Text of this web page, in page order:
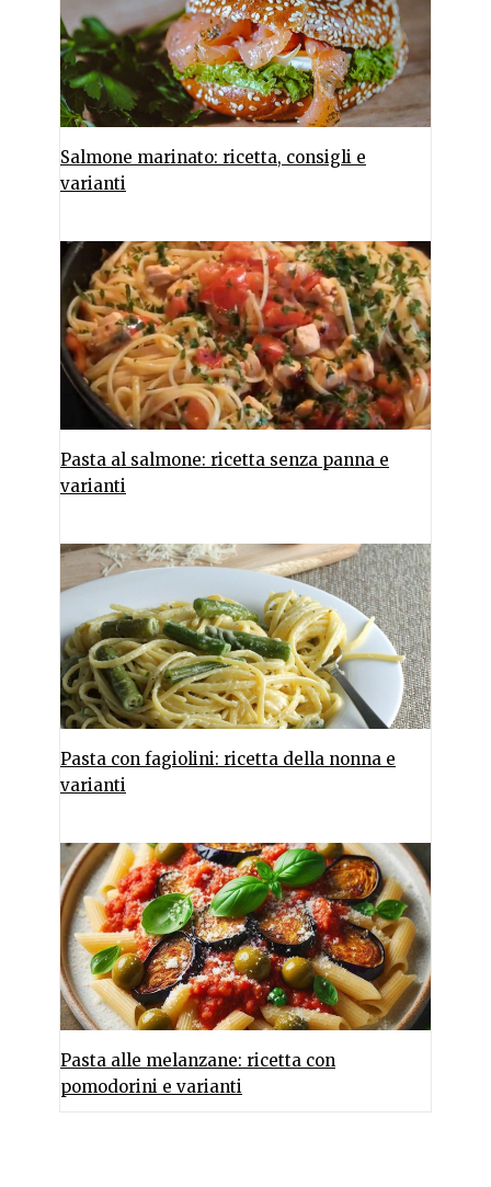
Salmone marinato: ricetta, consigli e
varianti
Pasta al salmone: ricetta senza panna e
varianti
Pasta con fagiolini: ricetta della nonna e
varianti
Pasta alle melanzane: ricetta con
pomodorini e varianti